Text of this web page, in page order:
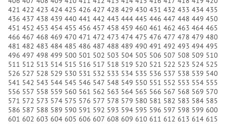
421 422 423 424 425 426 427 428 429 430 431 432 433 434 435
436 437 438 439 440 441 442 443 444 445 446 447 448 449 450
451 452 453 454 455 456 457 458 459 460 461 462 463 464 465
466 467 468 469 470 471 472 473 474 475 476 477 478 479 480
481 482 483 484 485 486 487 488 489 490 491 492 493 494 495
496 497 498 499 500 501 502 503 504 505 506 507 508 509 510
511 512 513 514 515 516 517 518 519 520 521 522 523 524 525
526 527 528 529 530 531 532 533 534 535 536 537 538 539 540
541 542 543 544 545 546 547 548 549 550 551 552 553 554 555
556 557 558 559 560 561 562 563 564 565 566 567 568 569 570
571 572 573 574 575 576 577 578 579 580 581 582 583 584 585
586 587 588 589 590 591 592 593 594 595 596 597 598 599 600
601 602 603 604 605 606 607 608 609 610 611 612 613 614 615